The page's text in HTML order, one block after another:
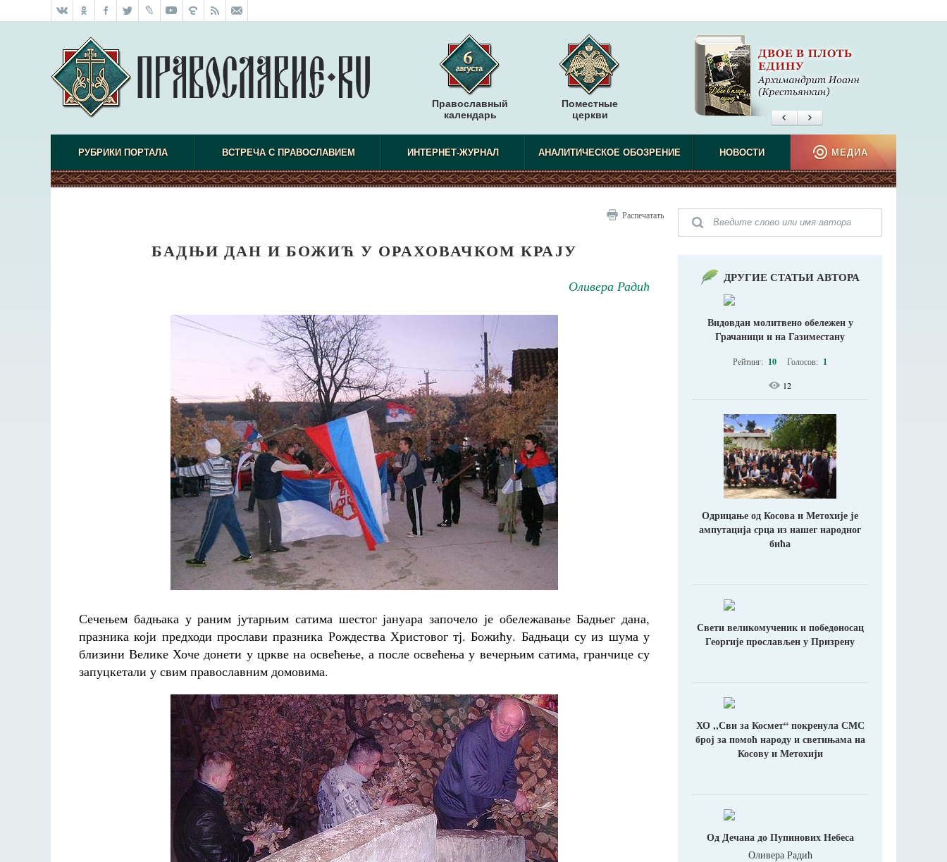
Поместные
церкви
Православный
календарь
РУБРИКИ ПОРТАЛА ВСТРЕЧА С ПРАВОСЛАВИЕМ ИНТЕРНЕТ-ЖУРНАЛ АНАЛИТИЧЕСКОЕ ОБОЗРЕНИЕ НОВОСТИ МЕДИА
Распечатать
БАДЊИ ДАН И БОЖИЋ У ОРАХОВАЧКОМ КРАЈУ
Оливера Радић
Сечењем бадњака у раним јутарњим сатима шестог јануара започело је обележавање Бадњег дана,
празника који предходи прослави празника Рождества Христовог тј. Божићу. Бадњаци су из шума у
близини Велике Хоче донети у цркве на освећење, а после освећења у вечерњим сатима, гранчице су
запуцкетали у свим православним домовима.
ДРУГИЕ СТАТЬИ АВТОРА
Видовдан молитвено обележен у
Грачаници и на Газиместану
Рейтинг: 10 Голосов: 1
12
Одрицање од Косова и Метохије jе
ампутација срца из нашег народног
бића
Свети великомученик и победоносац
Георгије прослављен у Призрену
ХО ,,Сви за Космет“ покренула СМС
број за помоћ народу и светињама на
Косову и Метохији
Од Дечана до Пупинових Небеса
Оливера Радић